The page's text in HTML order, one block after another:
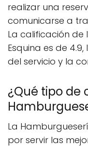
realizar una
comunicarse a
La calificación de
Esquina es de
del servicio y la
¿Qué tipo de
La
por servir las